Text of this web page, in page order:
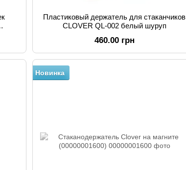
Пластиковый держатель для стаканчиков
CLOVER QL-002 белый шуруп
460.00 грн
Новинка